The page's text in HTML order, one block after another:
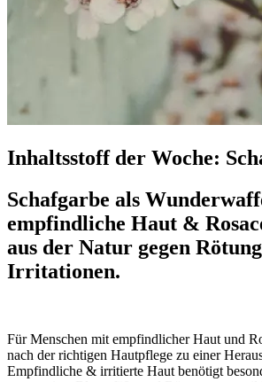
Inhaltsstoff der Woche:
Schafgarbe als
empfindliche Haut &
aus der Natur gegen
Irritationen.
Für Menschen mit empfindlicher Haut und
nach der richtigen Hautpflege zu einer
Empfindliche & irritierte Haut benötigt